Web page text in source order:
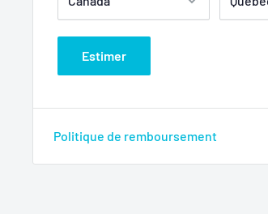
Estimer
Politique de remboursement